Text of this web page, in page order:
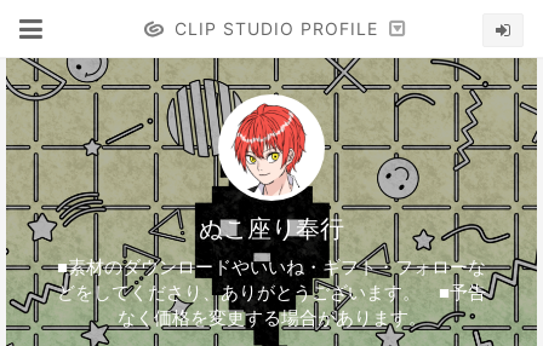
CLIP STUDIO PROFILE
ぬこ座り奉行
■素材のダウンロードやいいね・ギフト・フォローな
どをしてくださり、ありがとうございます。 ■予告
なく価格を変更する場合があります。